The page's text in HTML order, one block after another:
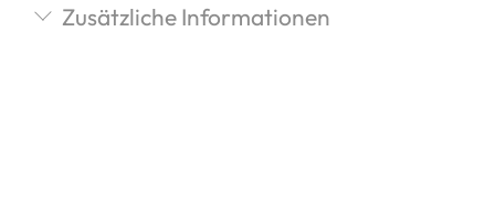
Zusätzliche Informationen